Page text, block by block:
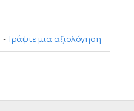
- Γράψτε μια αξιολόγηση